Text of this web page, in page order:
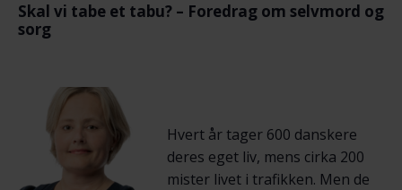
Skal vi tabe et tabu? – Foredrag om selvmord og
sorg
Hvert år tager 600 danskere
deres eget liv, mens cirka 200
mister livet i trafikken. Men de